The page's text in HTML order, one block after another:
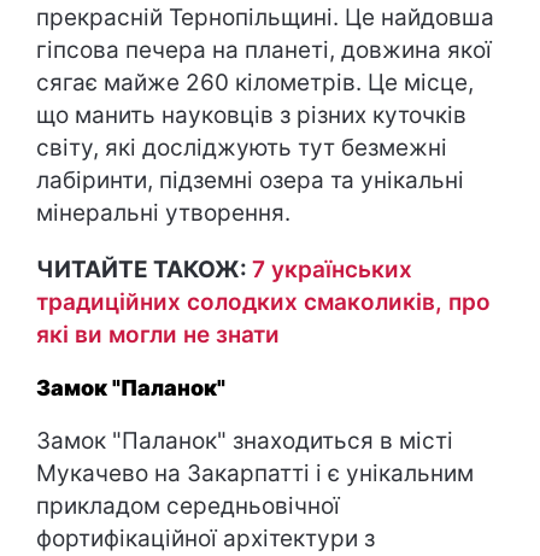
прекрасній Тернопільщині. Це найдовша
гіпсова печера на планеті, довжина якої
сягає майже 260 кілометрів. Це місце,
що манить науковців з різних куточків
світу, які досліджують тут безмежні
лабіринти, підземні озера та унікальні
мінеральні утворення.
ЧИТАЙТЕ ТАКОЖ: 7 українських
традиційних солодких смаколиків, про
які ви могли не знати
Замок "Паланок"
Замок "Паланок" знаходиться в місті
Мукачево на Закарпатті і є унікальним
прикладом середньовічної
фортифікаційної архітектури з